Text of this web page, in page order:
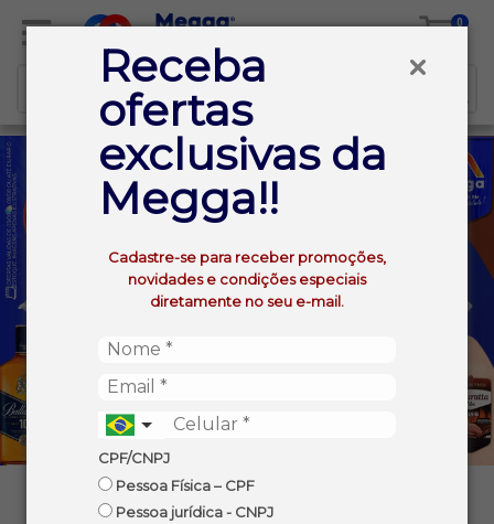
Receba
ofertas
exclusivas da
Megga!!
Cadastre-se para receber promoções,
novidades e condições especiais
diretamente no seu e-mail.
CPF/CNPJ
Pessoa Física – CPF
Pessoa jurídica - CNPJ
0